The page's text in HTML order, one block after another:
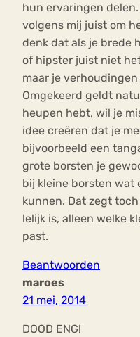
hun ervaringen
volgens mij juist om
denk dat als je brede
of hipster juist niet
maar je
Omgekeerd geldt
heupen hebt, wil je
idee creëren dat je
bijvoorbeeld een
grote borsten je
bij kleine borsten wat
kunnen. Dat zegt
lelijk is, alleen welke
past.
Beantwoorden
maroes
21 mei, 2014
DOOD ENG!